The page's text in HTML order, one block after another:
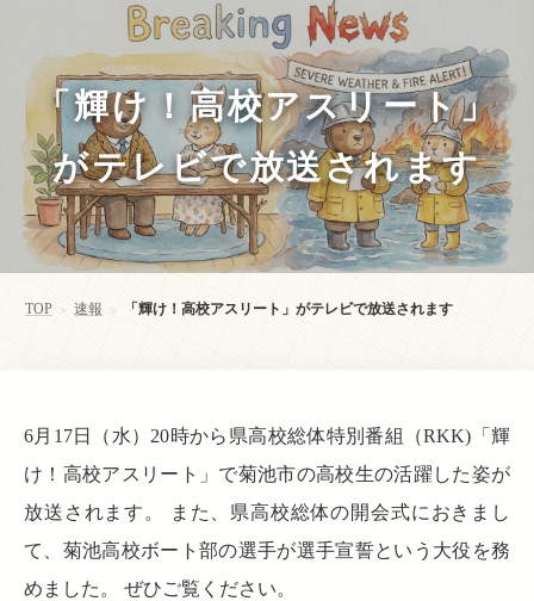
「輝け！高校アスリート」
がテレビで放送されます
TOP > 速報 > 「輝け！高校アスリート」がテレビで放送されます
6月17日（水）20時から県高校総体特別番組（RKK)「輝
け！高校アスリート」で菊池市の高校生の活躍した姿が
放送されます。 また、県高校総体の開会式におきまし
て、菊池高校ボート部の選手が選手宣誓という大役を務
めました。 ぜひご覧ください。